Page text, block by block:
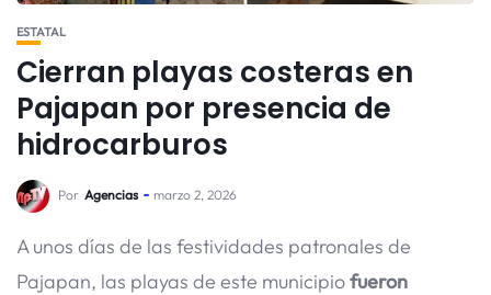
ESTATAL
Cierran playas costeras en
Pajapan por presencia de
hidrocarburos
Por Agencias marzo 2, 2026
A unos días de las festividades patronales de
Pajapan, las playas de este municipiofueron